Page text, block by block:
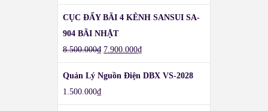
CỤC ĐẨY BÃI 4 KÊNH SANSUI SA-
904 BÃI NHẬT
8.500.000₫ 7.900.000₫
Quản Lý Nguồn Điện DBX VS-2028
1.500.000₫